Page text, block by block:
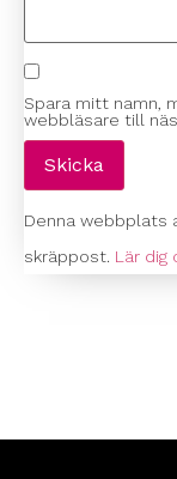
Spara mitt namn,
webbläsare till
Denna webbplats
skräppost. Lär dig